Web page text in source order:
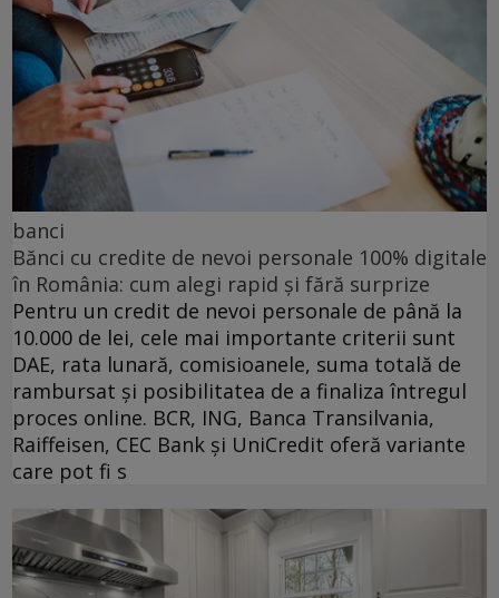
banci
Bănci cu credite de nevoi personale 100% digitale
în România: cum alegi rapid și fără surprize
Pentru un credit de nevoi personale de până la
10.000 de lei, cele mai importante criterii sunt
DAE, rata lunară, comisioanele, suma totală de
rambursat și posibilitatea de a finaliza întregul
proces online. BCR, ING, Banca Transilvania,
Raiffeisen, CEC Bank și UniCredit oferă variante
care pot fi s